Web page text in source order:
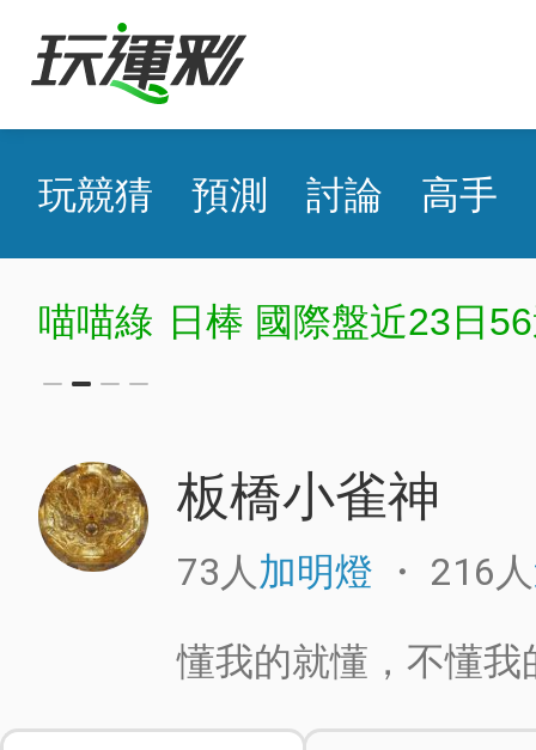
玩競猜 預測 討論 高手
喵喵綠 日棒 國際盤近23日
板橋小雀神
73人加明燈 ・ 216人
懂我的就懂，不懂